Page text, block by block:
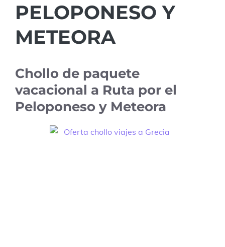
PELOPONESO Y
METEORA
Chollo de paquete
vacacional a Ruta por el
Peloponeso y Meteora